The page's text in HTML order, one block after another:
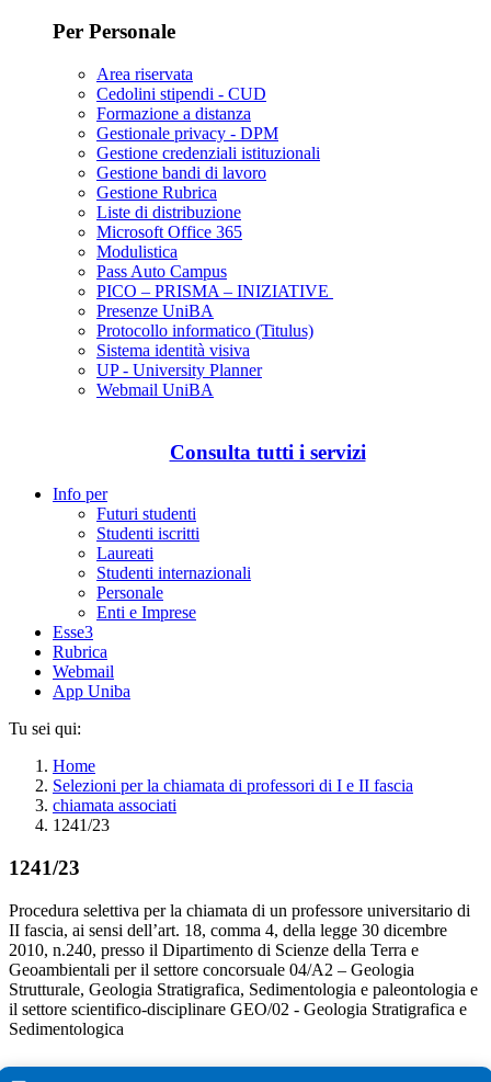
Per Personale
Area riservata
Cedolini stipendi - CUD
Formazione a distanza
Gestionale privacy - DPM
Gestione credenziali istituzionali
Gestione bandi di lavoro
Gestione Rubrica
Liste di distribuzione
Microsoft Office 365
Modulistica
Pass Auto Campus
PICO – PRISMA – INIZIATIVE
Presenze UniBA
Protocollo informatico (Titulus)
Sistema identità visiva
UP - University Planner
Webmail UniBA
Consulta tutti i servizi
Info per
Futuri studenti
Studenti iscritti
Laureati
Studenti internazionali
Personale
Enti e Imprese
Esse3
Rubrica
Webmail
App Uniba
Tu sei qui:
Home
Selezioni per la chiamata di professori di I e II fascia
chiamata associati
1241/23
1241/23
Procedura selettiva per la chiamata di un professore universitario di
II fascia, ai sensi dell’art. 18, comma 4, della legge 30 dicembre
2010, n.240, presso il Dipartimento di Scienze della Terra e
Geoambientali per il settore concorsuale 04/A2 – Geologia
Strutturale, Geologia Stratigrafica, Sedimentologia e paleontologia e
il settore scientifico-disciplinare GEO/02 - Geologia Stratigrafica e
Sedimentologica